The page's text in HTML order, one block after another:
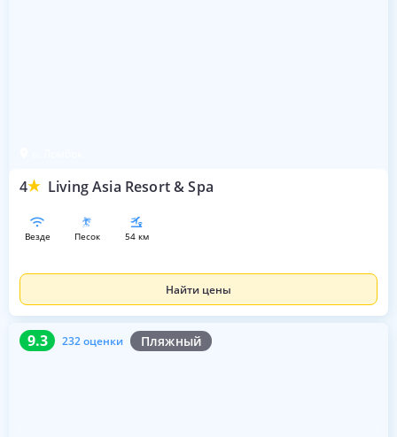
4 Living Asia Resort & Spa
везде песок 54 км
Найти цены
9.3 232 оценки Пляжный
9.3 232 оценки